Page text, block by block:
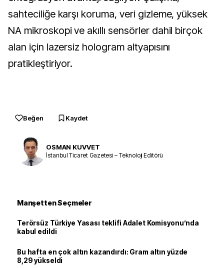
sahteciliğe karşı koruma, veri gizleme, yüksek
NA mikroskopi ve akıllı sensörler dahil birçok
alan için lazersiz hologram altyapısını
pratikleştiriyor.
Beğen Kaydet
OSMAN KUVVET
İstanbul Ticaret Gazetesi – Teknoloji Editörü
Manşetten Seçmeler
Terörsüz Türkiye Yasası teklifi Adalet Komisyonu’nda
kabul edildi
Bu hafta en çok altın kazandırdı: Gram altın yüzde
8,29 yükseldi